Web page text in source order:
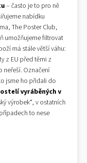
– často je to pro ně
nabídku
The Poster Club,
umožňujeme filtrovat
má stále větší váhu:
z EU před těmi z
neřeší. Označení
jsme ho přidali do
vyráběných v
výrobek“, v ostatních
to nese